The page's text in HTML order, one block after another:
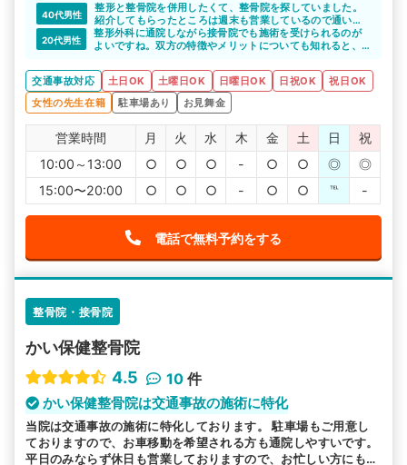
40代男性
整形と整骨院を併用したくて、整骨院を探していました。
紹介してもらったところは週末も営業しているので通い安
かったです。また、先生もきちんとこちらの話を聞いて、
説明もしっかりとしてもらえたので、安心して通院するこ
20代男性
整形外科に通院しながら接骨院でも施術を受けられるのが
よいですね。双方の特徴やメリットについても知れると、
交通事故対応
土日OK 土曜日OK 日曜日OK 日祝OK
祝日OK
女性の先生在籍
駐車場あり お見舞金
営業時間 月 火 水 木 金 土 日
祝
10:00～13:00
○ ○ ○ - ○ ○ ◎
◎
15:00〜20:00
○ ○ ○ - ○ ○ ℡ -
電話で無料予約をする
整骨院・接骨院
かい保健整骨院
4.5
10 件
かい保健整骨院は交通事故の施術に特化
当院は交通事故の施術に特化しております。 駐車場もご用意し
ておりますので、お車移動を希望される方も通院しやすいです。
平日のみならず休日も営業しておりますので、お忙しい方にも通